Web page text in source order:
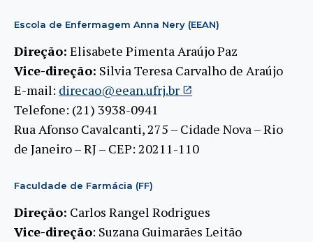
Escola de Enfermagem Anna Nery (EEAN)
Direção: Elisabete Pimenta Araújo Paz
Vice-direção: Silvia Teresa Carvalho de Araújo
E-mail: direcao@eean.ufrj.br
Telefone: (21) 3938-0941
Rua Afonso Cavalcanti, 275 – Cidade Nova – Rio
de Janeiro – RJ – CEP: 20211-110
Faculdade de Farmácia (FF)
Direção: Carlos Rangel Rodrigues
Vice-direção: Suzana Guimarães Leitão